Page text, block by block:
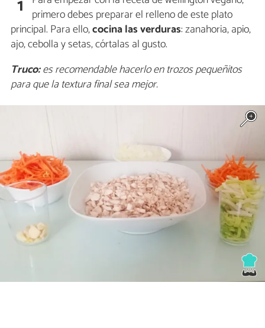
1 primero debes preparar el relleno de este plato
principal. Para ello,cocina las verduras: zanahoria, apio,
ajo, cebolla y setas, córtalas al gusto.
Truco:es recomendable hacerlo en trozos pequeñitos
para que la textura final sea mejor.